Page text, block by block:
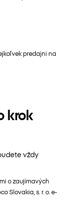
predajni na
krok
vždy
o zaujímavých
Slovakia, s. r. o. e-